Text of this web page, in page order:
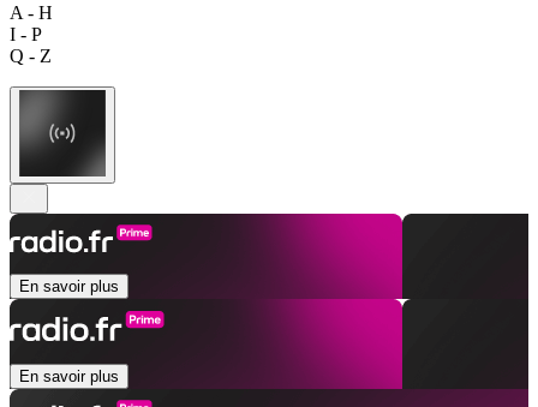
A - H
I - P
Q - Z
En savoir plus
En savoir plus